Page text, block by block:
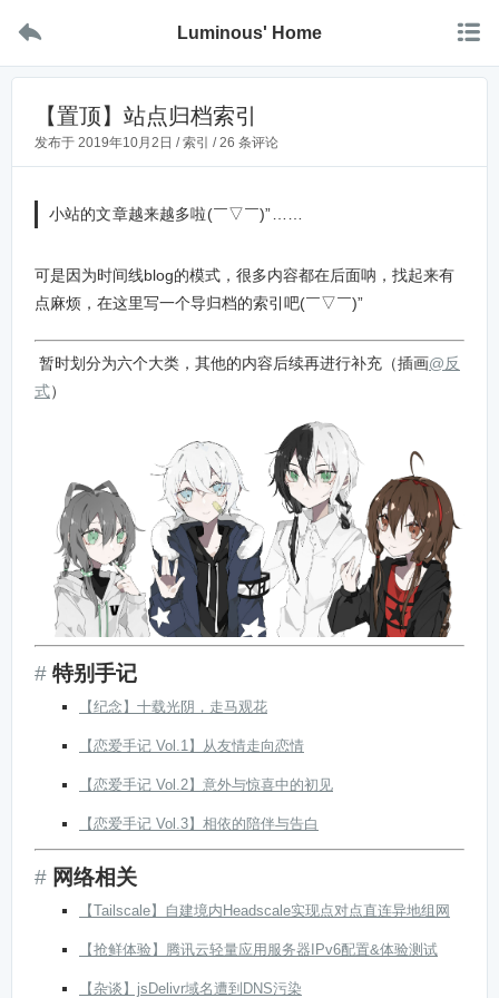
 Luminous' Home 
【置顶】站点归档索引
发布于 2019年10月2日 /索引 /26 条评论
小站的文章越来越多啦(￣▽￣)”……
可是因为时间线blog的模式，很多内容都在后面呐，找起来有
点麻烦，在这里写一个导归档的索引吧(￣▽￣)”
暂时划分为六个大类，其他的内容后续再进行补充（插画@反
式）
特别手记
【纪念】十载光阴，走马观花
【恋爱手记 Vol.1】从友情走向恋情
【恋爱手记 Vol.2】意外与惊喜中的初见
【恋爱手记 Vol.3】相依的陪伴与告白
网络相关
【Tailscale】自建境内Headscale实现点对点直连异地组网
【抢鲜体验】腾讯云轻量应用服务器IPv6配置&体验测试
【杂谈】jsDelivr域名遭到DNS污染